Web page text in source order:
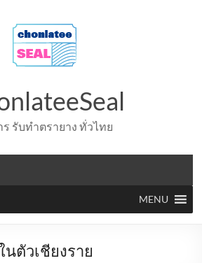
ร รับทำตรายาง ทั่วไทย
MENU
ตัวเชียงราย